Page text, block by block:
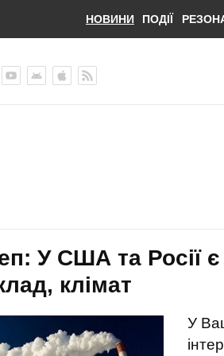
НОВИНИ ПОДІЇ
У США та Росії є
клімат
У